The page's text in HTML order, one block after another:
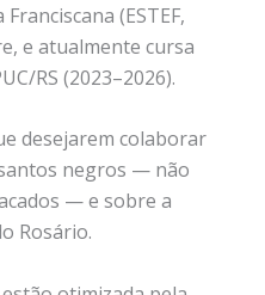
(ESTEF,
e atualmente cursa
RS (2023–2026).
desejarem colaborar
negros — não
— e sobre a
Rosário.